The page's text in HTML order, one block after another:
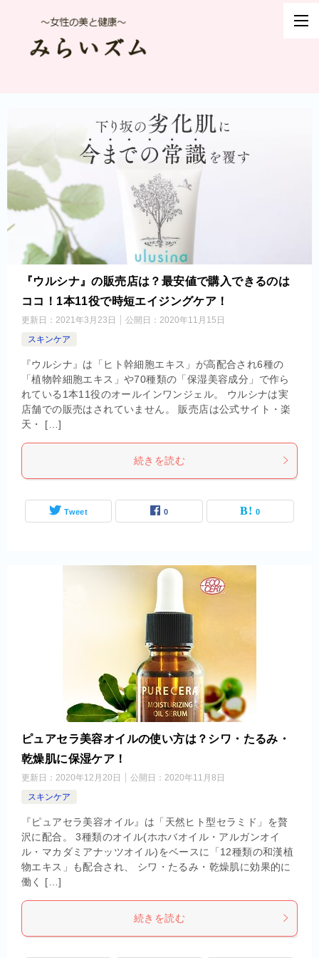
『ウルシナ』の販売店は？最安値で購入できるのは
ココ！1本11役で時短エイジングケア！
更新日： 2021年3月23日 公開日： 2020年11月15日
スキンケア
『ウルシナ』は「ヒト幹細胞エキス」が高配合され6種の
「植物幹細胞エキス」や70種類の「保湿美容成分」で作ら
れている1本11役のオールインワンジェル。 ウルシナは実
店舗での販売はされていません。 販売店は公式サイト・楽
天・ […]
続きを読む
Tweet 0 0
ピュアセラ美容オイルの使い方は？シワ・たるみ・
乾燥肌に保湿ケア！
更新日： 2020年12月20日 公開日： 2020年11月8日
スキンケア
『ピュアセラ美容オイル』は「天然ヒト型セラミド」を贅
沢に配合。 3種類のオイル(ホホバオイル・アルガンオイ
ル・マカダミアナッツオイル)をベースに「12種類の和漢植
物エキス」も配合され、 シワ・たるみ・乾燥肌に効果的に
働く […]
続きを読む